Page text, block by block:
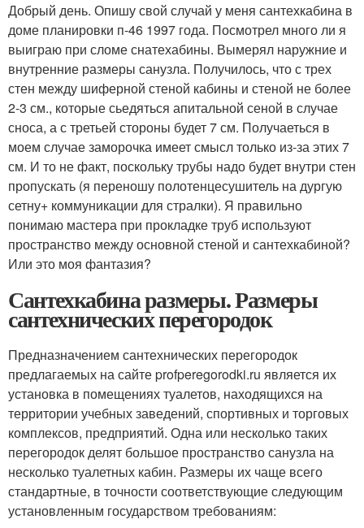
Добрый день. Опишу свой случай у меня сантехкабина в
доме планировки п-46 1997 года. Посмотрел много ли я
выиграю при сломе снатехабины. Вымерял наружние и
внутренние размеры санузла. Получилось, что с трех
стен между шиферной стеной кабины и стеной не более
2-3 см., которые сьедяться апитальной сеной в случае
сноса, а с третьей стороны будет 7 см. Получаеться в
моем случае заморочка имеет смысл только из-за этих 7
см. И то не факт, поскольку трубы надо будет внутри стен
пропускать (я переношу полотенцесушитель на дургую
сетну+ коммуникации для стралки). Я правильно
понимаю мастера при прокладке труб используют
пространство между основной стеной и сантехкабиной?
Или это моя фантазия?
Сантехкабина размеры. Размеры
сантехнических перегородок
Предназначением сантехнических перегородок
предлагаемых на сайте profperegorodki.ru является их
установка в помещениях туалетов, находящихся на
территории учебных заведений, спортивных и торговых
комплексов, предприятий. Одна или несколько таких
перегородок делят большое пространство санузла на
несколько туалетных кабин. Размеры их чаще всего
стандартные, в точности соответствующие следующим
установленным государством требованиям: